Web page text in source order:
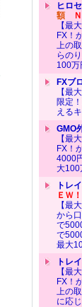
ヒロ
額Ｎ
【最
FX！
上の
らの
100万
FXブ
【最
限定
える
GMO
【最
FX！
4000
大100
トレ
ＥＷ！
【最
から
で
で
最大
トレ
【最
FX！
上の
に応